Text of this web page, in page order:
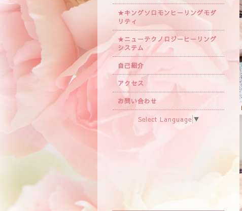
★キングソロモンヒーリングモダ
リティ
★ニューテクノロジーヒーリング
システム
自己紹介
アクセス
お問い合わせ
Select Language ▼